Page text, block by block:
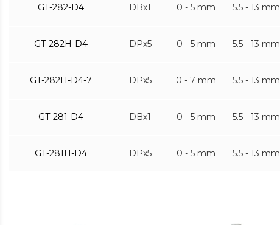
GT-282-D4 DBx1 0 - 5 mm 5.5 - 13 mm
GT-282H-D4 DPx5 0 - 5 mm 5.5 - 13 mm
GT-282H-D4-7 DPx5 0 - 7 mm 5.5 - 13 mm
GT-281-D4 DBx1 0 - 5 mm 5.5 - 13 mm
GT-281H-D4 DPx5 0 - 5 mm 5.5 - 13 mm